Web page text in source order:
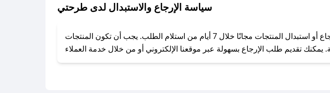
سياسة الإرجاع والاستبدال لدى طرحتي
يحرص طرحتي على توفير تجربة تسوق آمنة ومريحة لعملائه، حيث يمكنك استرجاع أو استبدال المنتجات مجانًا خلال 7 أيام من استلام الطلب. يجب أن تكون المنتجات